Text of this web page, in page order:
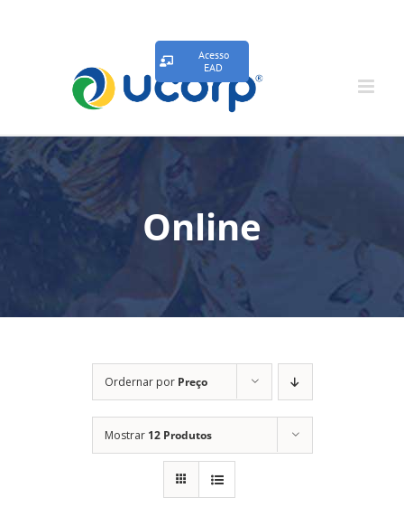
Acesso
EAD
Online
Ordernar por Preço
Mostrar 12 Produtos